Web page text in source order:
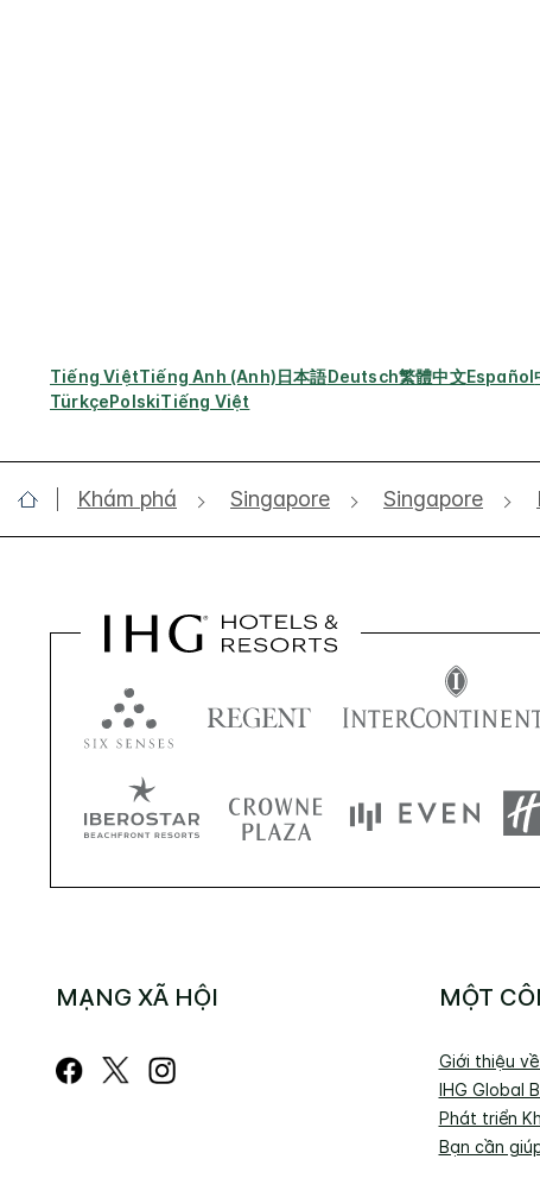
Tiếng ViệtTiếng Anh (Anh)日本語Deutsch繁體中文Español
TürkçePolskiTiếng Việt
Khám phá Singapore Singapore
MẠNG XÃ HỘI MỘT
Giới thiệu về
IHG Global
Phát triển
Bạn cần